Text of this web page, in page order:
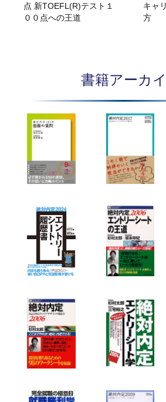
点 新TOEFL(R)テスト１
００点への王道
キャ
方
書籍アーカ